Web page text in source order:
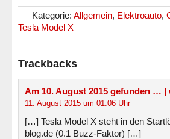
Kategorie: Allgemein, Elektroauto,
Tesla Model X
Trackbacks
Am 10. August 2015 gefunden … |
11. August 2015 um 01:06 Uhr
[…] Tesla Model X steht in den
blog.de (0.1 Buzz-Faktor) […]